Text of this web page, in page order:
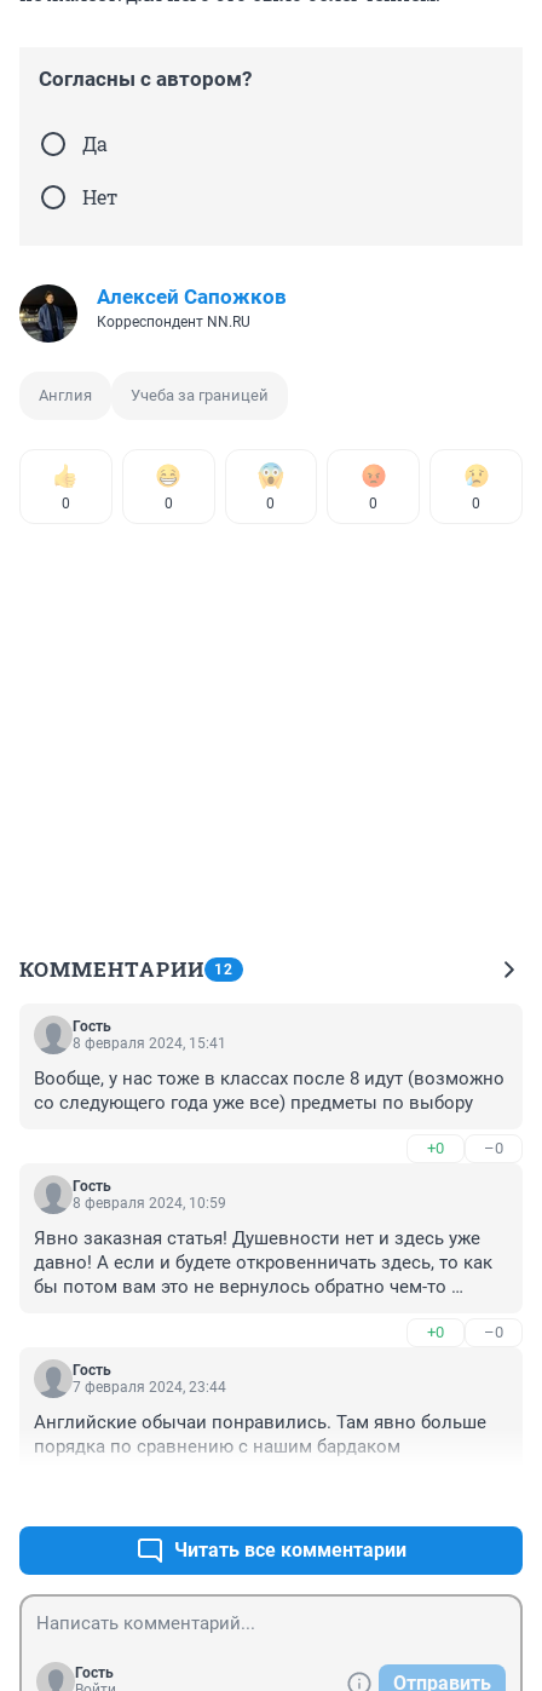
Согласны с автором?
Да
Нет
Алексей Сапожков
Корреспондент NN.RU
Англия Учеба за границей
0 0 0 0 0
КОММЕНТАРИИ 12
Гость
8 февраля 2024, 15:41
Вообще, у нас тоже в классах после 8 идут (возможно
со следующего года уже все) предметы по выбору
+0 –0
Гость
8 февраля 2024, 10:59
Явно заказная статья! Душевности нет и здесь уже
давно! А если и будете откровенничать здесь, то как
бы потом вам это не вернулось обратно чем-то
+0 –0
Гость
7 февраля 2024, 23:44
Английские обычаи понравились. Там явно больше
порядка по сравнению с нашим бардаком
Читать все комментарии
Гость
Отправить